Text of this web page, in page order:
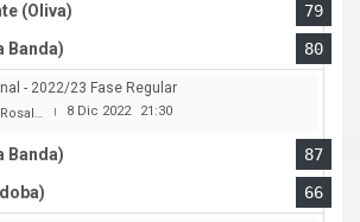
(Oliva)
79
Banda)
80
- 2022/23 Fase Regular
| 8 Dic 2022 21:30
Banda)
87
66